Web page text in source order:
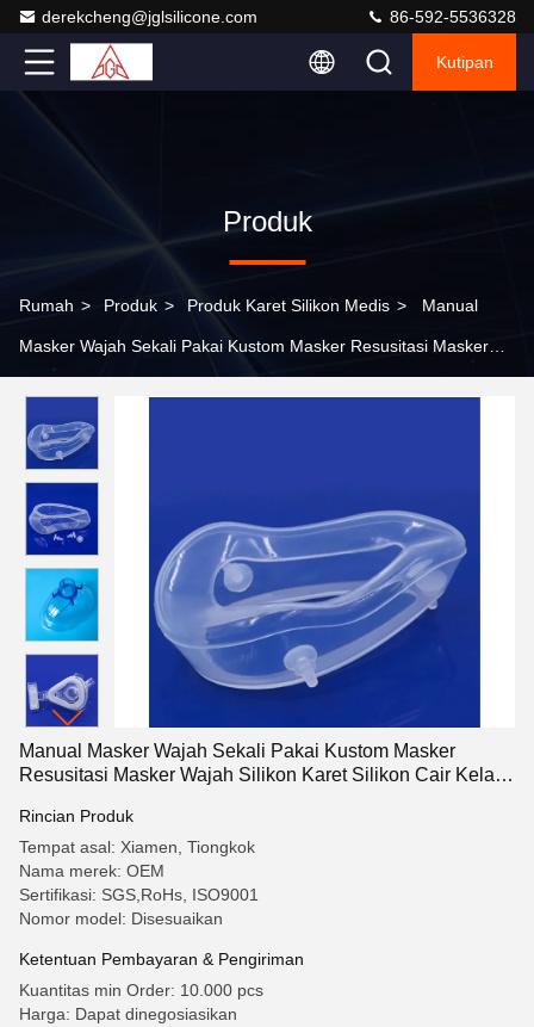
derekcheng@jglsilicone.com 86-592-5536328
Kutipan
Produk
Rumah > Produk > Produk Karet Silikon Medis > Manual
Masker Wajah Sekali Pakai Kustom Masker Resusitasi Masker
Manual Masker Wajah Sekali Pakai Kustom Masker
Resusitasi Masker Wajah Silikon Karet Silikon Cair Kelas
Rincian Produk
Tempat asal: Xiamen, Tiongkok
Nama merek: OEM
Sertifikasi: SGS,RoHs, ISO9001
Nomor model: Disesuaikan
Ketentuan Pembayaran & Pengiriman
Kuantitas min Order: 10.000 pcs
Harga: Dapat dinegosiasikan